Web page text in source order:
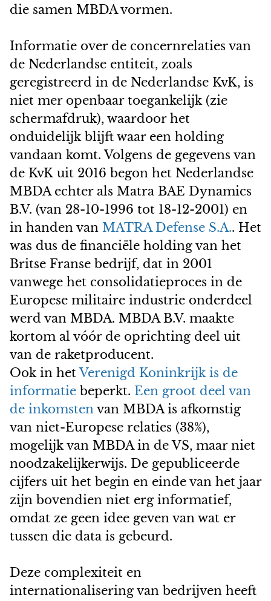
die samen MBDA vormen.
Informatie over de concernrelaties van
de Nederlandse entiteit, zoals
geregistreerd in de Nederlandse KvK, is
niet mer openbaar toegankelijk (zie
schermafdruk), waardoor het
onduidelijk blijft waar een holding
vandaan komt. Volgens de gegevens van
de KvK uit 2016 begon het Nederlandse
MBDA echter als Matra BAE Dynamics
B.V. (van 28-10-1996 tot 18-12-2001) en
in handen van MATRA Defense S.A.. Het
was dus de financiële holding van het
Britse Franse bedrijf, dat in 2001
vanwege het consolidatieproces in de
Europese militaire industrie onderdeel
werd van MBDA. MBDA B.V. maakte
kortom al vóór de oprichting deel uit
van de raketproducent.
Ook in hetVerenigd Koninkrijk is de
informatie beperkt. Een groot deel van
de inkomsten van MBDA is afkomstig
van niet-Europese relaties (38%),
mogelijk van MBDA in de VS, maar niet
noodzakelijkerwijs. De gepubliceerde
cijfers uit het begin en einde van het jaar
zijn bovendien niet erg informatief,
omdat ze geen idee geven van wat er
tussen die data is gebeurd.
Deze complexiteit en
internationalisering van bedrijven heeft